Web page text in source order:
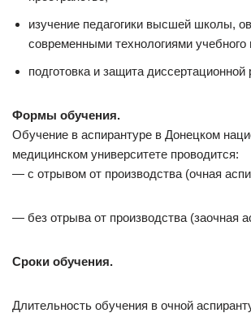
изучение педагогики высшей школы,
современными технологиями учебного
подготовка и защита диссертационной
Формы обучения.
Обучение в аспирантуре в Донецком
медицинском университете проводится:
— с отрывом от производства (очная
— без отрыва от производства (заочная
Сроки обучения.
Длительность обучения в очной